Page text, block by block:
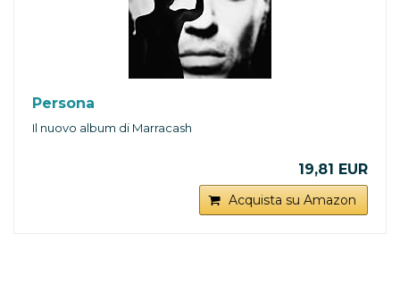
Persona
Il nuovo album di Marracash
19,81 EUR
Acquista su Amazon